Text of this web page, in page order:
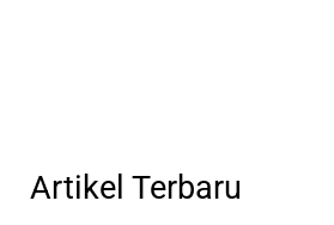
Artikel Terbaru